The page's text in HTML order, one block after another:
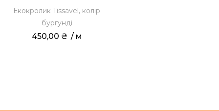
Екокролик Tissavel, колір
бургунді
450,00 ₴ / м